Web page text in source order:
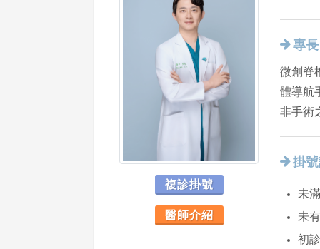
複診掛號
醫師介紹
專長
微創脊
體導航
非手術
掛
未
未
初